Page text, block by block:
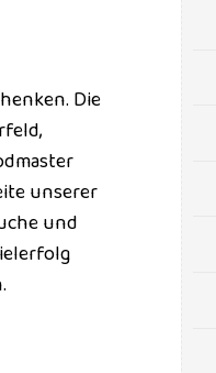
Die
unserer
und